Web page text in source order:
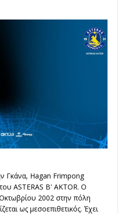
Γκάνα, Hagan Frimpong
ASTERAS B' AKTOR. Ο
2002 στην πόλη
ως μεσοεπιθετικός. Έχει